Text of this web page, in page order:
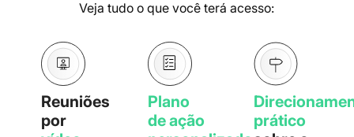
Veja tudo o que você terá acesso:
Reuniões
por
Plano
de ação
prático